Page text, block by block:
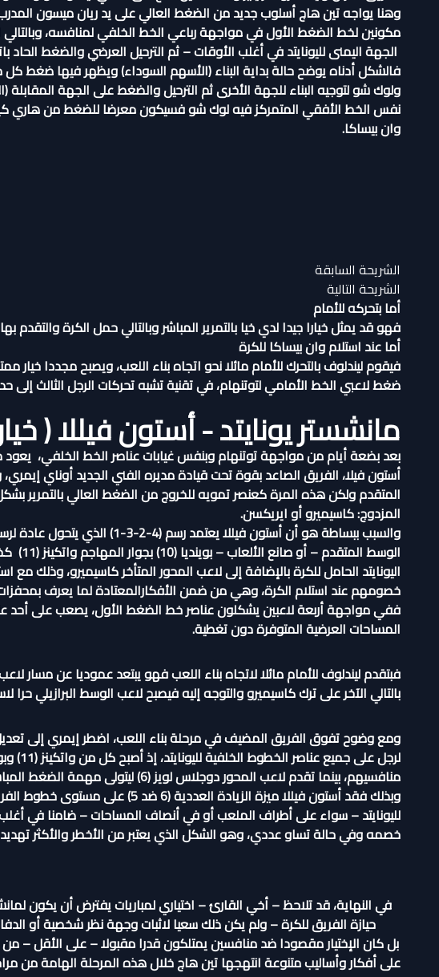
وهنا يواجه تين هاج أسلوب جديد من الضغط العالي على يد ريان ميسون المدرب
مكونين لخط الضغط الأول في مواجهة رباعي الخط الخلفي لمنافسه،
الجهة اليمنى لليونايتد في أغلب الأوقات – ثم الترحيل العرضي والضغط الحاد
ولوك شو لتوجيه البناء للجهة الأخرى ثم الترحيل والضغط على الجهة المقابلة
نفس الخط الأفقي المتمركز فيه لوك شو فسيكون معرضا للضغط من هاري كين
وان بيساكا.
الشريحة السابقة
الشريحة التالية
أما بتحركه للأمام
فهو قد يمثل خيارا جيدا لدي خيا بالتمرير المباشر وبالتالي حمل الكرة
أما عند استلام وان بيساكا للكرة
فيقوم ليندلوف بالتحرك للأمام مائلا نحو اتجاه بناء اللعب، ويصبح مجددا خيار
ضغط لاعبي الخط الأمامي لتوتنهام، في تقنية تشبه تحركات الرجل الثالث إلى
مانشستر يونايتد - أستون فيللا (
بعد بضعة أيام من مواجهة توتنهام وبنفس غيابات عناصر الخط الخلفي، يعود
أستون فيلا، الفريق الصاعد بقوة تحت قيادة مديره الفني الجديد أوناي
المتقدم ولكن هذه المرة كعنصر تمويه للخروج من الضغط العالي بالتمرير
المزدوج: كاسيميرو أو ايريكسن.
الوسط
اليونايتد الحامل للكرة بالإضافة إلى لاعب المحور المتأخر كاسيميرو، وذلك
خصومهم عند استلام الكرة، وهي من ضمن الأفكارالمعتادة لما يعرف
ففي مواجهة أربعة لاعبين يشكلون عناصر خط الضغط الأول، يصعب على أحد
المساحات العرضية المتوفرة دون تغطية.
فبتقدم ليندلوف للأمام مائلا لاتجاه بناء اللعب فهو يبتعد عموديا عن مسار
بالتالي الآخر على ترك كاسيميرو والتوجه إليه فيصبح لاعب الوسط البرازيلي حرا
ومع وضوح تفوق الفريق المضيف في مرحلة بناء اللعب، اضطر إيمري إلى
منافسيهم، بينما تقدم لاعب المحور دوجلاس لويز (6) ليتولى مهمة الضغط المباشر على كاسيميرو.
وبذلك فقد أستون فيللا ميزة الزيادة
لليونايتد – سواء على أطراف الملعب أو في أنصاف المساحات – ضامنا في أغلب
خصمه وفي حالة تساو عددي، وهو الشكل الذي يعتبر من الأخطر والأكثر
في النهاية، قد تلاحظ – أخي القارئ – اختياري لمباريات يفترض أن يكون
حيازة الفريق للكرة – ولم يكن ذلك سعيا لاثبات وجهة نظر شخصية أو
بل كان الإختيار مقصودا ضد منافسين يمتلكون قدرا مقبولا – على الأقل –
على أفكار وأساليب متنوعة انتهجها تين هاج خلال هذه المرحلة الهامة